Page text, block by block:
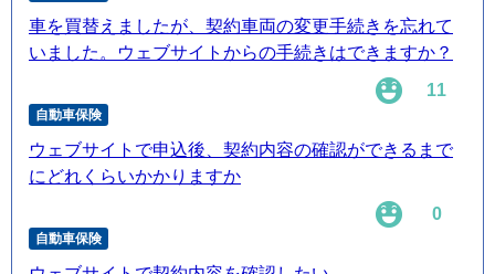
車を買替えましたが、契約車両の変更手続きを忘れて
いました。ウェブサイトからの手続きはできますか？
11
自動車保険
ウェブサイトで申込後、契約内容の確認ができるまで
にどれくらいかかりますか
0
自動車保険